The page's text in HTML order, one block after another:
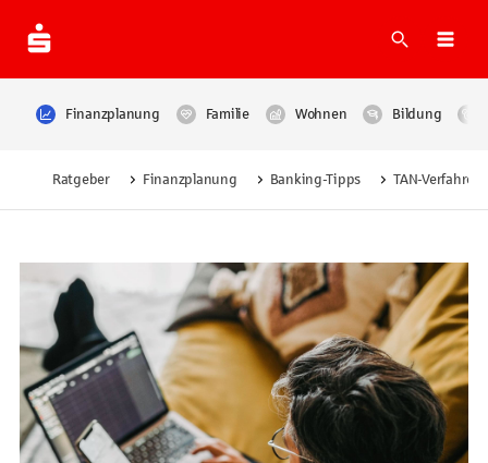
Suche
Finanzplanung Familie Wohnen Bildung
Ratgeber Finanzplanung Banking-Tipps TAN-Verfahren